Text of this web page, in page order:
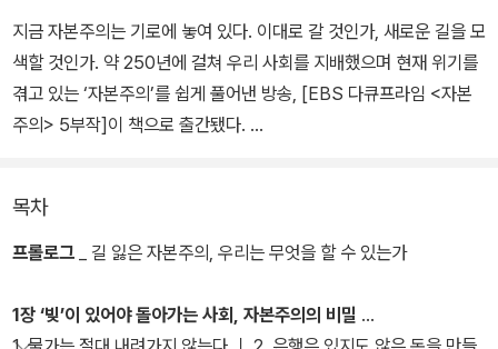
지금 자본주의는 기로에 놓여 있다. 이대로 갈 것인가, 새로운 길을 모
색할 것인가. 약 250년에 걸쳐 우리 사회를 지배했으며 현재 위기를
겪고 있는 ‘자본주의’를 쉽게 풀어낸 방송, [EBS 다큐프라임 <자본
주의> 5부작]이 책으로 출간됐다.
로 보완되고 정리되었다. ‘은행에 빚을 갚는다’는 것이 개인에게는 속
박과 굴레를 벗어남을 뜻하지만 국가 경제로 보면 경제 규모의 축소
이고 왜 문제가 생겼는지, 저축은행 사태는 왜 일어났는지, 마트에 가
면 왜 나도 모르게 많이 사게 되는지 등 자본주의 사회의 숨은 진실과
목차
프롤로그 _ 길 잃은 자본주의, 우리는 무엇을 할 수 있는가
1장 ‘빚’이 있어야 돌아가는 사회, 자본주의의 비밀